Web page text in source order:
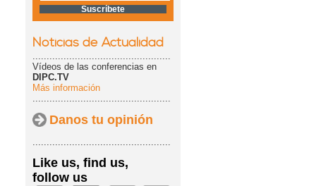
Noticias de Actualidad
.................................................
Vídeos de las conferencias en
DIPC.TV
Más información
.................................................
Danos tu opinión
Like us, find us,
follow us